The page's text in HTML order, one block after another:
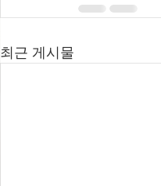
최근 게시물